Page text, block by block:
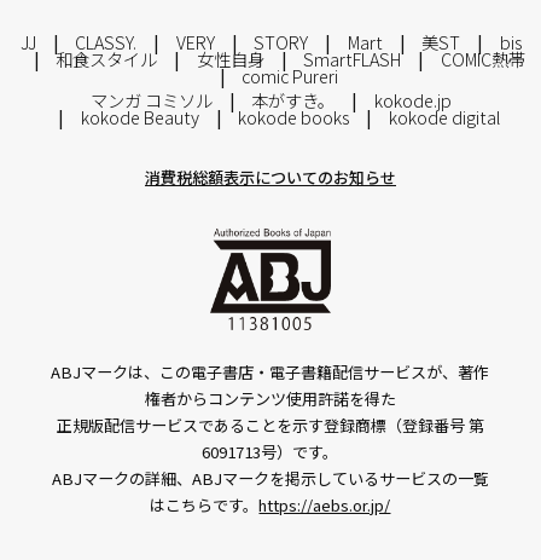
JJ CLASSY. VERY STORY Mart 美ST bis
和食スタイル 女性自身 SmartFLASH COMIC熱帯
comic Pureri
マンガ コミソル
本がすき。 kokode.jp
kokode Beauty kokode books kokode digital
消費税総額表示についてのお知らせ
ABJマークは、この電子書店・電子書籍配信サービスが、著作
権者からコンテンツ使用許諾を得た
正規版配信サービスであることを示す登録商標（登録番号 第
6091713号）です。
ABJマークの詳細、ABJマークを掲示しているサービスの一覧
はこちらです。https://aebs.or.jp/